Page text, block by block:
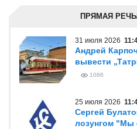
ПРЯМАЯ
31 июля 2026
Андрей
вывести
1086
25 июля 2026
Сергей
лозунгом "Мы